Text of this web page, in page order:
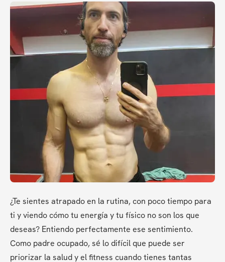
¿Te sientes atrapado en la rutina, con poco tiempo para
ti y viendo cómo tu energía y tu físico no son los que
deseas? Entiendo perfectamente ese sentimiento.
Como padre ocupado, sé lo difícil que puede ser
priorizar la salud y el fitness cuando tienes tantas